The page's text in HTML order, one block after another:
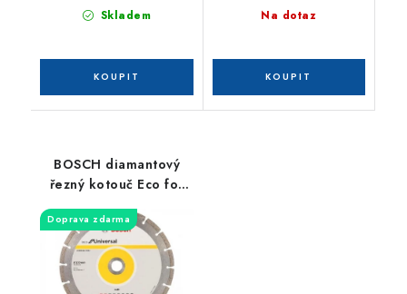
Skladem Na dotaz
BOSCH diamantový
řezný kotouč Eco for
2608615031
Doprava zdarma